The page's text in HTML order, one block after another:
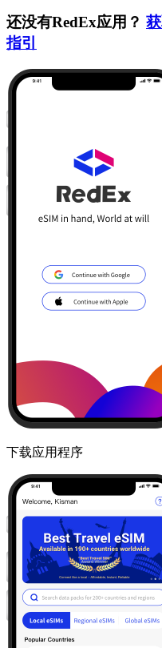
还没有RedEx应用？
指引
下载应用程序